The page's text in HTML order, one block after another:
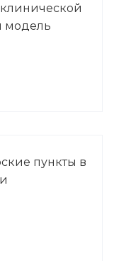
модель
пункты в